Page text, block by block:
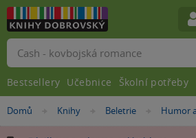
Nacházíte
Domů »
Knihy »
Beletrie »Humor
Vyhledávání
Bestsellery Učebnice Školní potřeby